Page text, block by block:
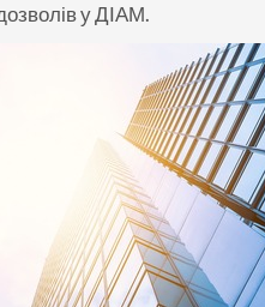
у ДІАМ.